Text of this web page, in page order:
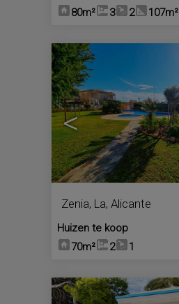
80m²
3 2 107m²
<
Zenia, La, Alicante
Huizen te koop
70m²
2 1